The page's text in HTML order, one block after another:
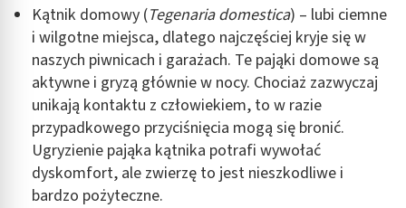
Kątnik domowy (Tegenaria domestica) – lubi ciemne
i wilgotne miejsca, dlatego najczęściej kryje się w
naszych piwnicach i garażach. Te pająki domowe są
aktywne i gryzą głównie w nocy. Chociaż zazwyczaj
unikają kontaktu z człowiekiem, to w razie
przypadkowego przyciśnięcia mogą się bronić.
Ugryzienie pająka kątnika potrafi wywołać
dyskomfort, ale zwierzę to jest nieszkodliwe i
bardzo pożyteczne.